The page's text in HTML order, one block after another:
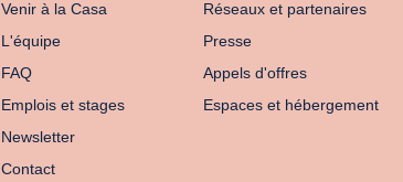
Venir à la Casa
L'équipe
FAQ
Emplois et stages
Newsletter
Contact
Réseaux et partenaires
Presse
Appels d'offres
Espaces et hébergement